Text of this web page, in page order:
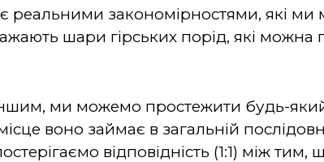
реальними закономірностями, які ми
шари гірських порід, які можна
ми можемо простежити будь-
воно займає в загальній
відповідність (1:1) між